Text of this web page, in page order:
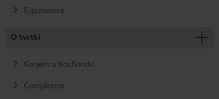
E-punionice
O tvrtki
Karijera u Kauflandu
Compliance